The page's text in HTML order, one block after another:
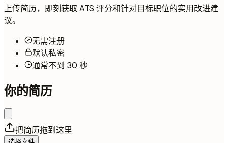
上传简历，即刻获取 ATS 评分和针对目标职位的实用改进建
议。
无需注册
默认私密
通常不到 30 秒
你的简历
把简历拖到这里